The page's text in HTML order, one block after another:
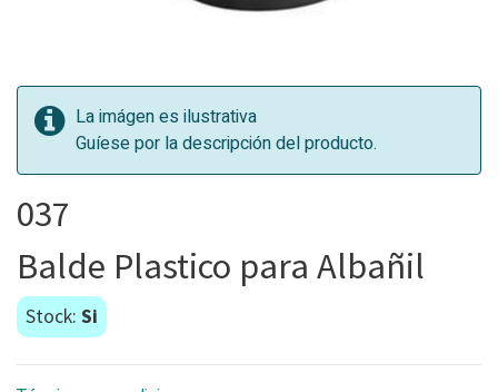
La imágen es ilustrativa
Guíese por la descripción del producto.
037
Balde Plastico para Albañil
Stock: Si